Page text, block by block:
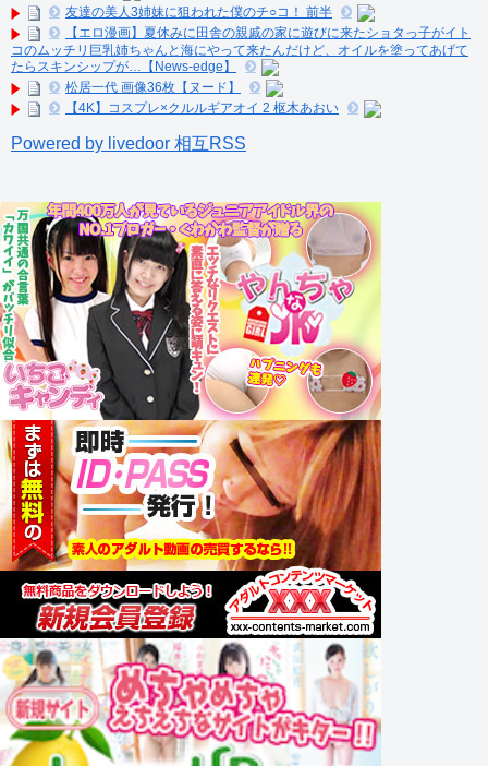
友達の美人3姉妹に狙われた僕のチ○コ！ 前半
【エロ漫画】夏休みに田舎の親戚の家に遊びに来たショタっ子がイト
コのムッチリ巨乳姉ちゃんと海にやって来たんだけど、オイルを塗ってあげて
たらスキンシップが…【News-edge】
松居一代 画像36枚【ヌード】
【4K】コスプレ×クルルギアオイ 2 枢木あおい
Powered by livedoor 相互RSS